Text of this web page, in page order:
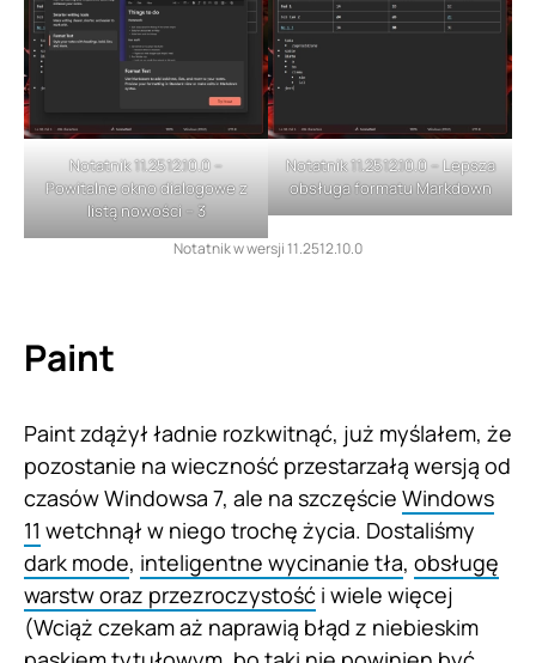
Notatnik 11.2512.10.0 –
Powitalne okno dialogowe z
listą nowości – 3
Notatnik 11.2512.10.0 – Lepsza
obsługa formatu Markdown
Notatnik w wersji 11.2512.10.0
Paint
Paint zdążył ładnie rozkwitnąć, już myślałem, że
pozostanie na wieczność przestarzałą wersją od
czasów Windowsa 7, ale na szczęście Windows
11 wetchnął w niego trochę życia. Dostaliśmy
dark mode, inteligentne wycinanie tła, obsługę
warstw oraz przezroczystość i wiele więcej
(Wciąż czekam aż naprawią błąd z niebieskim